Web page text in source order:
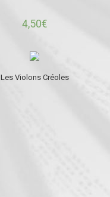
4,50€
Les Violons Créoles